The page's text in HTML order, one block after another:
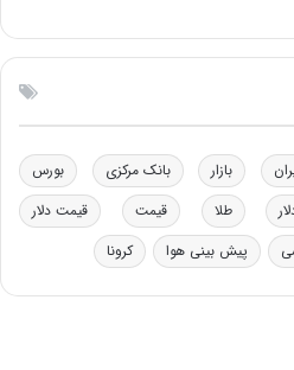
بازار بانک مرکزی
بورس
طلا قیمت
قیمت دلار
پیش بینی هوا کرونا